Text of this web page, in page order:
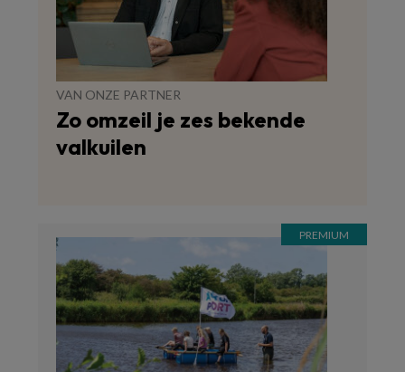
VAN ONZE PARTNER
Zo omzeil je zes bekende
valkuilen